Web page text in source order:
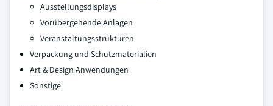
Ausstellungsdisplays
Vorübergehende Anlagen
Veranstaltungsstrukturen
Verpackung und Schutzmaterialien
Art & Design Anwendungen
Sonstige